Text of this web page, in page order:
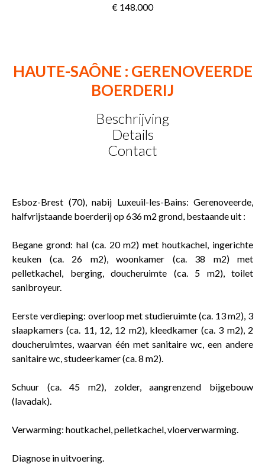
€ 148.000
HAUTE-SAÔNE : GERENOVEERDE
BOERDERIJ
Beschrijving
Details
Contact
Esboz-Brest (70), nabij Luxeuil-les-Bains: Gerenoveerde,
halfvrijstaande boerderij op 636 m2 grond, bestaande uit :
Begane grond: hal (ca. 20 m2) met houtkachel, ingerichte
keuken (ca. 26 m2), woonkamer (ca. 38 m2) met
pelletkachel, berging, doucheruimte (ca. 5 m2), toilet
sanibroyeur.
Eerste verdieping: overloop met studieruimte (ca. 13 m2), 3
slaapkamers (ca. 11, 12, 12 m2), kleedkamer (ca. 3 m2), 2
doucheruimtes, waarvan één met sanitaire wc, een andere
sanitaire wc, studeerkamer (ca. 8 m2).
Schuur (ca. 45 m2), zolder, aangrenzend bijgebouw
(lavadak).
Verwarming: houtkachel, pelletkachel, vloerverwarming.
Diagnose in uitvoering.